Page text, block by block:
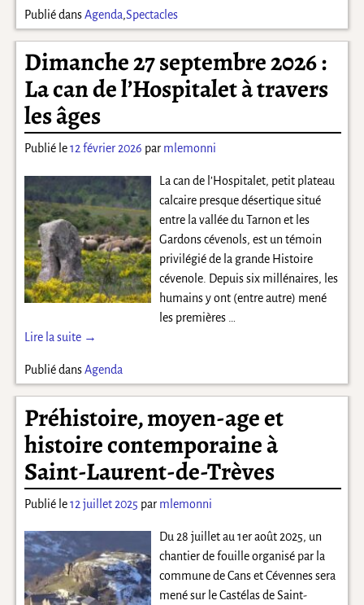
Publié dansAgenda,Spectacles
Dimanche 27 septembre 2026 :
La can de l’Hospitalet à travers
les âges
Publié le12 février 2026 par mlemonni
La can de l’Hospitalet, petit plateau
calcaire presque désertique situé
entre la vallée du Tarnon et les
Gardons cévenols, est un témoin
privilégié de la grande Histoire
cévenole. Depuis six millénaires, les
humains y ont (entre autre) mené
les premières …
Lire la suite →
Publié dansAgenda
Préhistoire, moyen-age et
histoire contemporaine à
Saint-Laurent-de-Trèves
Publié le12 juillet 2025 par mlemonni
Du 28 juillet au 1er août 2025, un
chantier de fouille organisé par la
commune de Cans et Cévennes sera
mené sur le Castélas de Saint-